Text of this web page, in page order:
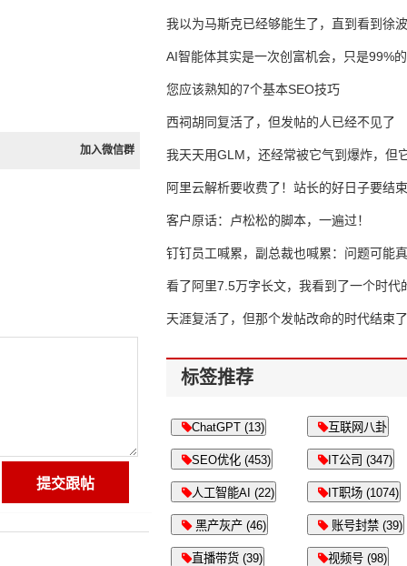
加入微信群
我以为马斯克已经够能生了，直到看到
AI智能体其实是一次创富机会，只是99%
错过了
您应该熟知的7个基本SEO技巧
西祠胡同复活了，但发帖的人已经不见了
我天天用GLM，还经常被它气到爆炸，但
16万亿
阿里云解析要收费了！站长的好日子要结
客户原话：卢松松的脚本，一遍过！
钉钉员工喊累，副总裁也喊累：问题可能
了
看了阿里7.5万字长文，我看到了一个时代
天涯复活了，但那个发帖改命的时代结束了
标签推荐
ChatGPT (13) 互联网八卦
SEO优化 (453) IT公司 (347)
人工智能AI (22) IT职场 (1074)
黑产灰产 (46) 账号封禁 (39)
直播带货 (39) 视频号 (98)